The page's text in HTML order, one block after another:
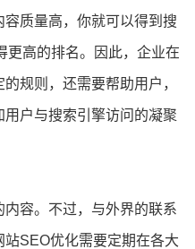
质量高，你就可以得到搜
更高的排名。因此，企业在
规则，还需要帮助用户，
户与搜索引擎访问的凝聚
容。不过，与外界的联系
SEO优化需要定期在各大